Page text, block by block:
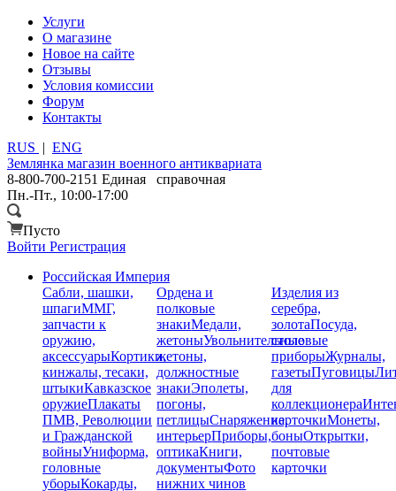
Услуги
О магазине
Новое на сайте
Отзывы
Условия комиссии
Форум
Контакты
RUS | ENG
Землянка магазин военного антиквариата
8-800-700-2151 Единая справочная
Пн.-Пт., 10:00-17:00
Пусто
Войти Регистрация
Российская Империя
Сабли, шашки,
шпагиММГ,
запчасти к
оружию,
аксессуарыКортики,
кинжалы, тесаки,
штыкиКавказское
оружиеПлакаты
ПМВ, Революции
и Гражданской
войныУниформа,
головные
уборыКокарды,
Ордена и
полковые
знакиМедали,
жетоныУвольнительные
жетоны,
должностные
знакиЭполеты,
погоны,
петлицыСнаряжение,
интерьерПриборы,
оптикаКниги,
документыФото
нижних чинов
Изделия из
серебра,
золотаПосуда,
столовые
приборыЖурналы,
газетыПуговицы
для
коллекционера
карточкиМонеты,
боныОткрытки,
почтовые
карточки